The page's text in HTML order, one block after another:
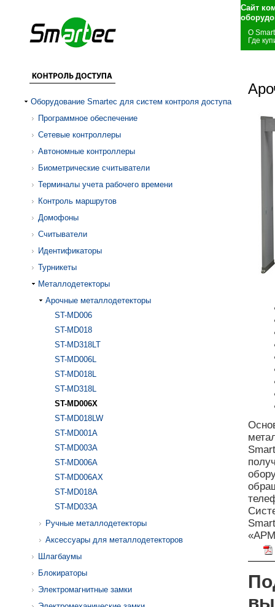
Сайт
О
Где
Оборудование Smartec для систем контроля доступа
Программное обеспечение
Сетевые контроллеры
Автономные контроллеры
Биометрические считыватели
Терминалы учета рабочего времени
Контроль маршрутов
Домофоны
Считыватели
Идентификаторы
Турникеты
Металлодетекторы
Арочные металлодетекторы
ST-MD006
ST-MD018
ST-MD318LT
ST-MD006L
ST-MD018L
ST-MD318L
ST-MD006X
ST-MD018LW
ST-MD001A
ST-MD003A
ST-MD006A
ST-MD006AX
ST-MD018A
ST-MD033A
Ручные металлодетекторы
Аксессуары для металлодетекторов
Шлагбаумы
Блокираторы
Электромагнитные замки